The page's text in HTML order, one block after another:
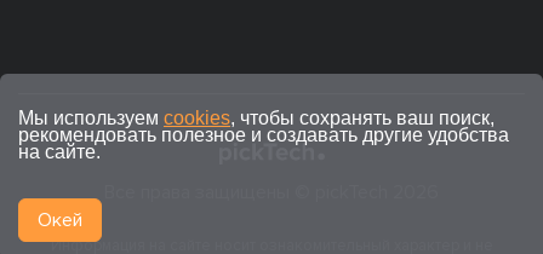
Информация на сайте носит ознакомительный характер и не
Мы используем cookies, чтобы сохранять ваш поиск,
рекомендовать полезное и создавать другие удобства
на сайте.
Окей